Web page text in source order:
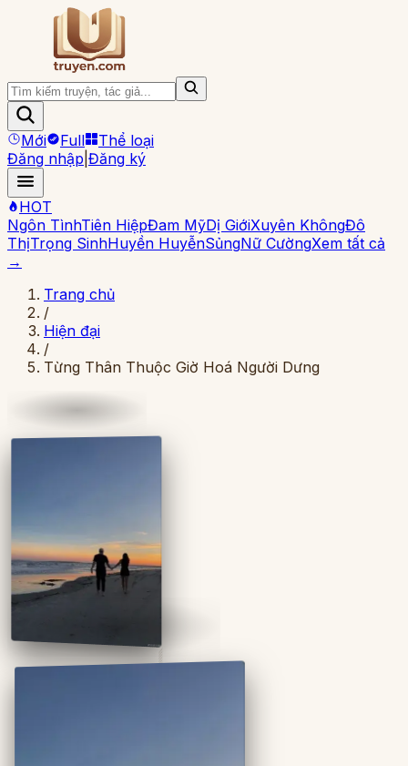
Mới Full
Thể loại
Đăng nhập Đăng ký
HOT
Ngôn TìnhTiên HiệpĐam MỹDị GiớiXuyên KhôngĐô
ThịTrọng SinhHuyền HuyễnSủngNữ CườngXem tất cả
→
Trang chủ
/
Hiện đại
/
Từng Thân Thuộc Giờ Hoá Người Dưng